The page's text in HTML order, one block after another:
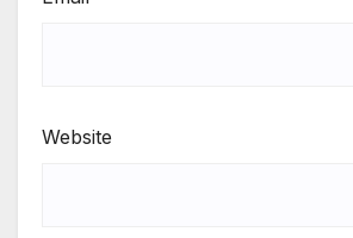
Website